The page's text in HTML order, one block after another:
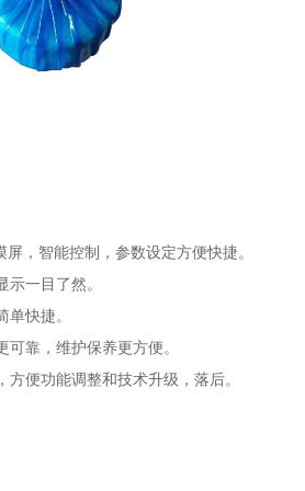
，智能控制，参数设定方便快捷。
示一目了然。
快捷。
靠，维护保养更方便。
便功能调整和技术升级，落后。
/分钟